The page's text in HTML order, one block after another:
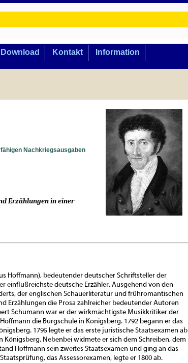
Download Kontakt Information
Nachkriegsausgaben
Erzählungen in einer
Hoffmann), bedeutender deutscher Schriftsteller der
einflußreichste deutsche Erzähler. Ausgehend von den
der englischen Schauerliteratur und frühromantischen
Erzählungen die Prosa zahlreicher bedeutender Autoren
Schumann war er der wirkmächtigste Musikkritiker der
die Burgschule in Königsberg. 1792 begann er das
1795 legte er das erste juristische Staatsexamen ab
Nebenbei widmete er sich dem Schreiben, dem
Hoffmann sein zweites Staatsexamen und ging an das
das Assessorexamen, legte er 1800 ab.